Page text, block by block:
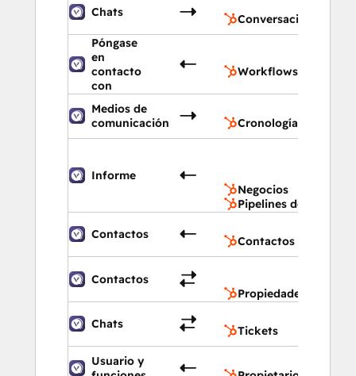
Chats
Conversaciones
Póngase
en
contacto
con
Workflows
Medios de
comunicación
Cronología
Informe
Negocios
Pipelines de negocios
Contactos
Contactos
Contactos
Propiedades de
Chats
Tickets
Usuario y